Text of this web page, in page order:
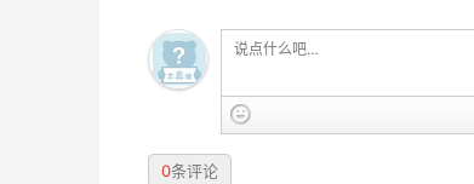
0条评论